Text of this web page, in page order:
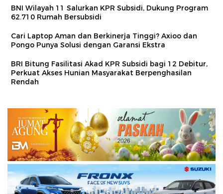
BNI Wilayah 11 Salurkan KPR Subsidi, Dukung Program
62.710 Rumah Bersubsidi
Cari Laptop Aman dan Berkinerja Tinggi? Axioo dan
Pongo Punya Solusi dengan Garansi Ekstra
BRI Bitung Fasilitasi Akad KPR Subsidi bagi 12 Debitur,
Perkuat Akses Hunian Masyarakat Berpenghasilan
Rendah